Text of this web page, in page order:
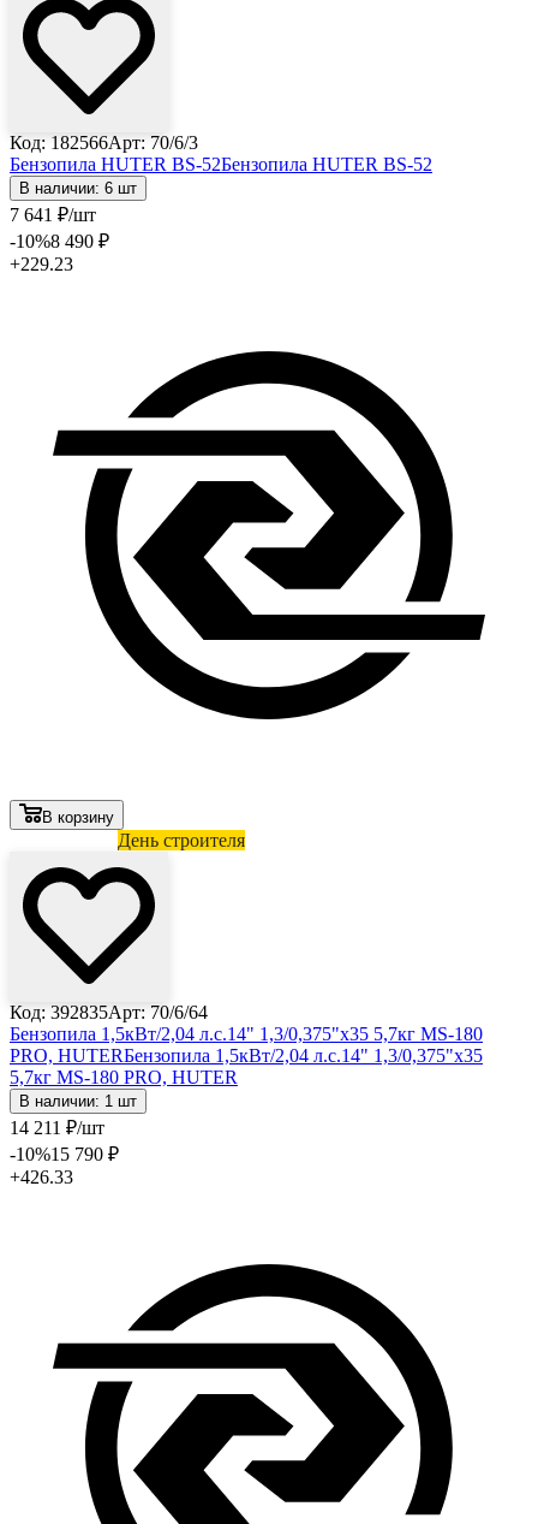
Код: 182566Арт: 70/6/3
Бензопила HUTER BS-52Бензопила HUTER BS-52
В наличии: 6 шт
7 641 ₽/шт
-10%8 490 ₽
+229.23
В корзину
День строителя
Код: 392835Арт: 70/6/64
Бензопила 1,5кВт/2,04 л.с.14" 1,3/0,375"х35 5,7кг MS-180
PRO, HUTERБензопила 1,5кВт/2,04 л.с.14" 1,3/0,375"х35
5,7кг MS-180 PRO, HUTER
В наличии: 1 шт
14 211 ₽/шт
-10%15 790 ₽
+426.33